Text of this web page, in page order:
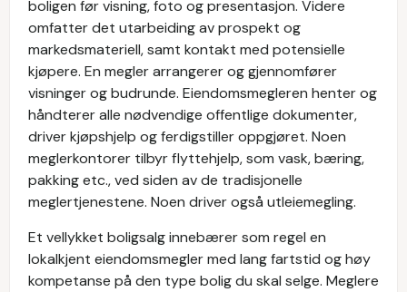
boligen før visning, foto og presentasjon. Videre
omfatter det utarbeiding av prospekt og
markedsmateriell, samt kontakt med potensielle
kjøpere. En megler arrangerer og gjennomfører
visninger og budrunde. Eiendomsmegleren henter og
håndterer alle nødvendige offentlige dokumenter,
driver kjøpshjelp og ferdigstiller oppgjøret. Noen
meglerkontorer tilbyr flyttehjelp, som vask, bæring,
pakking etc., ved siden av de tradisjonelle
meglertjenestene. Noen driver også utleiemegling.
Et vellykket boligsalg innebærer som regel en
lokalkjent eiendomsmegler med lang fartstid og høy
kompetanse på den type bolig du skal selge. Meglere